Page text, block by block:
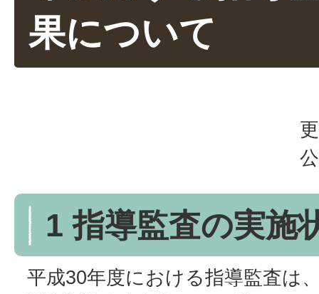
果について
1 指導監査の実施
平成30年度における指導監査は